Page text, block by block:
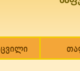
ცვილი